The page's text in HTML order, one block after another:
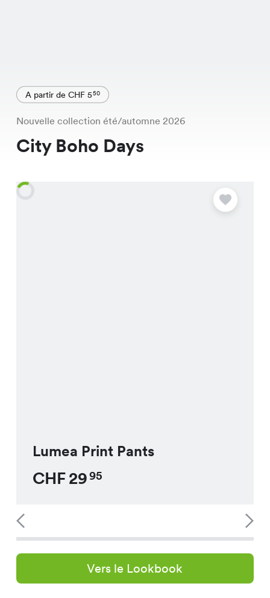
A partir de CHF 550
Nouvelle collection été/automne 2026
City Boho Days
Lumea Print Pants
CHF2995
Vers le Lookbook